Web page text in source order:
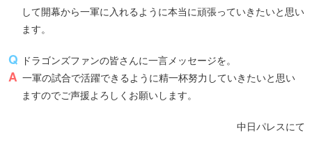
して開幕から一軍に入れるように本当に頑張っていきたいと思い
ます。
ドラゴンズファンの皆さんに一言メッセージを。
一軍の試合で活躍できるように精一杯努力していきたいと思い
ますのでご声援よろしくお願いします。
中日パレスにて